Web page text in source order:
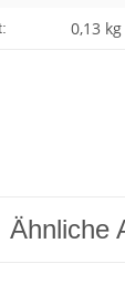
0,13 kg
Ähnliche